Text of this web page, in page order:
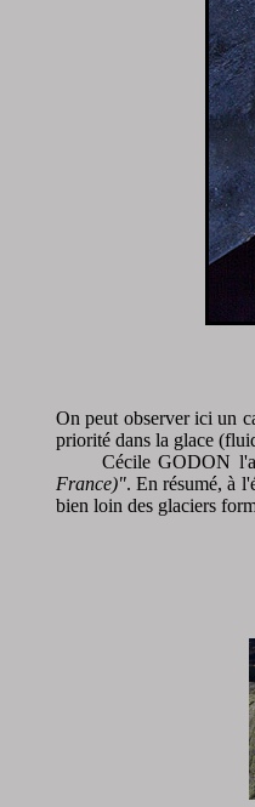
On peut observer ici un
priorité dans la glace
Cécile GODON
France)". En résumé, à
bien loin des glaciers